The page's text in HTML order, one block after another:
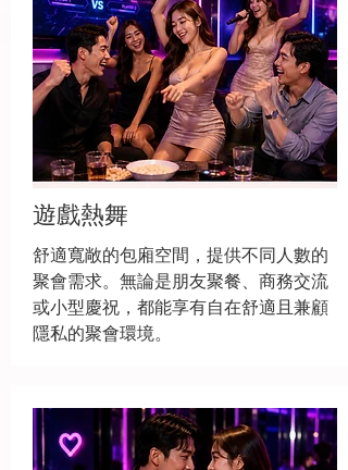
遊戲熱舞
舒適寬敞的包廂空間，提供不同人數的
聚會需求。無論是朋友聚餐、商務交流
或小型慶祝，都能享有自在舒適且兼顧
隱私的聚會環境。